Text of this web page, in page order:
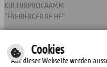
KULTURPROGRAMM
"FREIBERGER REIHE"
Cookies
Auf dieser Webseite werden